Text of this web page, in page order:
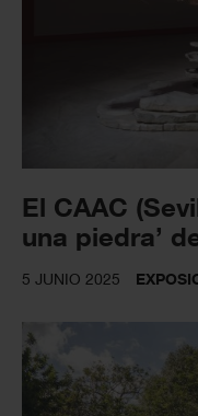
El CAAC
una piedra’
5 JUNIO 2025